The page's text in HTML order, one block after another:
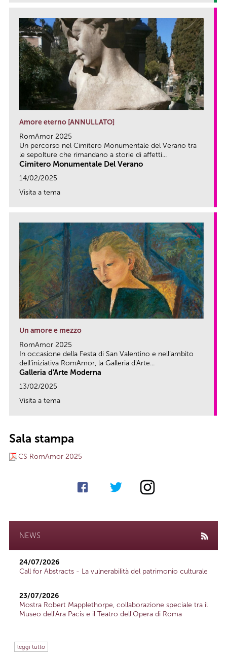
Amore eterno [ANNULLATO]
RomAmor 2025
Un percorso nel Cimitero Monumentale del Verano tra
le sepolture che rimandano a storie di affetti...
Cimitero Monumentale Del Verano
14/02/2025
Visita a tema
Un amore e mezzo
RomAmor 2025
In occasione della Festa di San Valentino e nell’ambito
dell’iniziativa RomAmor, la Galleria d'Arte...
Galleria d'Arte Moderna
13/02/2025
Visita a tema
Sala stampa
CS RomAmor 2025
NEWS
24/07/2026
Call for Abstracts - La vulnerabilità del patrimonio culturale
23/07/2026
Mostra Robert Mapplethorpe, collaborazione speciale tra il
Museo dell'Ara Pacis e il Teatro dell'Opera di Roma
leggi tutto